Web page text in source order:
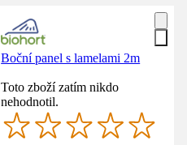
Boční panel s lamelami 2m
Toto zboží zatím nikdo
nehodnotil.